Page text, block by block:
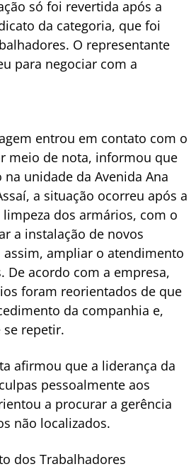
só foi revertida após a
da categoria, que foi
O representante
para negociar com a
entrou em contato com o
meio de nota, informou que
unidade da Avenida Ana
a situação ocorreu após a
dos armários, com o
a instalação de novos
ampliar o atendimento
De acordo com a empresa,
foram reorientados de que
da companhia e,
repetir.
afirmou que a liderança da
pessoalmente aos
a procurar a gerência
não localizados.
dos Trabalhadores